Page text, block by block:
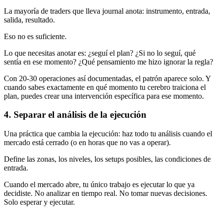
La mayoría de traders que lleva journal anota: instrumento, entrada,
salida, resultado.
Eso no es suficiente.
Lo que necesitas anotar es: ¿seguí el plan? ¿Si no lo seguí, qué
sentía en ese momento? ¿Qué pensamiento me hizo ignorar la regla?
Con 20-30 operaciones así documentadas, el patrón aparece solo. Y
cuando sabes exactamente en qué momento tu cerebro traiciona el
plan, puedes crear una intervención específica para ese momento.
4. Separar el análisis de la ejecución
Una práctica que cambia la ejecución: haz todo tu análisis cuando el
mercado está cerrado (o en horas que no vas a operar).
Define las zonas, los niveles, los setups posibles, las condiciones de
entrada.
Cuando el mercado abre, tu único trabajo es ejecutar lo que ya
decidiste. No analizar en tiempo real. No tomar nuevas decisiones.
Solo esperar y ejecutar.